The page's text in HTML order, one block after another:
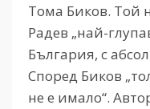
Тома Биков. Той
Радев „най-
България, с
Според Биков
не е имало“.